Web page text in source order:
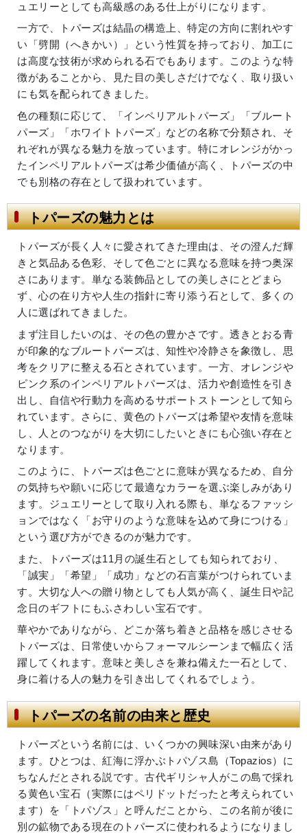
ュエリーとしても高級感のある仕上がりになります。
一方で、トパーズは結晶の構造上、特定の方向に割れやす
い「劈開（へきかい）」という性質を持っており、加工に
は高度な技術が求められる石でもあります。このような特
徴があることから、見た目の美しさだけでなく、取り扱い
にも気を配られてきました。
色の種類に応じて、「インペリアルトパーズ」「ブルート
パーズ」「ホワイトトパーズ」などの名称で分類され、そ
れぞれが異なる魅力を放っています。特にオレンジがかっ
たインペリアルトパーズは希少価値が高く、トパーズの中
でも別格の存在として扱われています。
トパーズの魅力とは
トパーズが長く人々に愛されてきた理由は、その澄んだ輝
きと気品ある色彩、そして色ごとに異なる意味を持つ奥深
さにあります。単なる装飾品としての美しさにとどまら
ず、心の在り方や人生の指針に寄り添う石として、多くの
人に選ばれてきました。
まず注目したいのは、その色の豊かさです。透きとおる青
が印象的なブルートパーズは、知性や冷静さを象徴し、思
考をクリアに整える石とされています。一方、オレンジや
ピンク系のインペリアルトパーズは、活力や創造性を引き
出し、自信や行動力を高めるサポートストーンとして知ら
れています。さらに、黄色のトパーズは希望や友情を意味
し、人とのつながりを大切にしたいときにも心強い存在と
なります。
このように、トパーズは色ごとに意味が異なるため、自分
の気持ちや願いに応じて最適なカラーを選ぶ楽しみがあり
ます。ジュエリーとして取り入れる際も、単なるファッシ
ョンではなく「お守りのような意味を込めて身につける」
という選び方ができるのが魅力です。
また、トパーズは11月の誕生石としても知られており、
「誠実」「希望」「成功」などの石言葉がつけられていま
す。大切な人への贈り物としても人気が高く、誕生日や記
念日のギフトにもふさわしい宝石です。
華やかでありながら、どこか落ち着きと品格を感じさせる
トパーズは、日常使いからフォーマルシーンまで幅広く活
躍してくれます。意味と美しさを兼ね備えた一石として、
身に着ける人の魅力を引き出してくれるでしょう。
トパーズの名前の由来と歴史
トパーズという名前には、いくつかの興味深い由来があり
ます。ひとつは、紅海に浮かぶトパゾス島（Topazios）に
ちなんだとされる説です。古代ギリシャ人がこの島で採れ
る黄色い宝石（実際にはペリドットだったと考えられてい
ます）を「トパゾス」と呼んだことから、この名前が後に
別の鉱物である現在のトパーズに使われるようになりまし